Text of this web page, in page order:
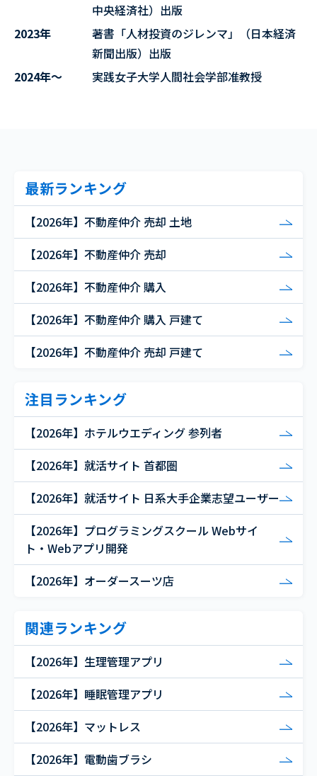
中央経済社）出版
2023年
著書「人材投資のジレンマ」（日本経済
新聞出版）出版
2024年～
実践女子大学人間社会学部准教授
最新ランキング
【2026年】不動産仲介 売却 土地
【2026年】不動産仲介 売却
【2026年】不動産仲介 購入
【2026年】不動産仲介 購入 戸建て
【2026年】不動産仲介 売却 戸建て
注目ランキング
【2026年】ホテルウエディング 参列者
【2026年】就活サイト 首都圏
【2026年】就活サイト 日系大手企業志望ユーザー
【2026年】プログラミングスクール Webサイ
ト・Webアプリ開発
【2026年】オーダースーツ店
関連ランキング
【2026年】生理管理アプリ
【2026年】睡眠管理アプリ
【2026年】マットレス
【2026年】電動歯ブラシ